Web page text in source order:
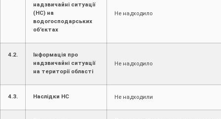
надзвичайні ситуації
(НС) на
водогосподарських
об’єктах
Не надходило
4.2.
Інформація про
надзвичайні ситуації
на території області
Не надходило
4.3. Наслідки НС Не надходили